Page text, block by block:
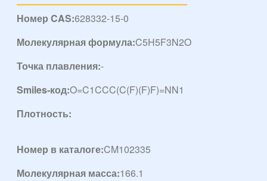
Номер CAS:628332-15-0
Молекулярная формула:C5H5F3N2O
Точка плавления:-
Smiles-код:O=C1CCC(C(F)(F)F)=NN1
Плотность:
Номер в каталоге:CM102335
Молекулярная масса:166.1